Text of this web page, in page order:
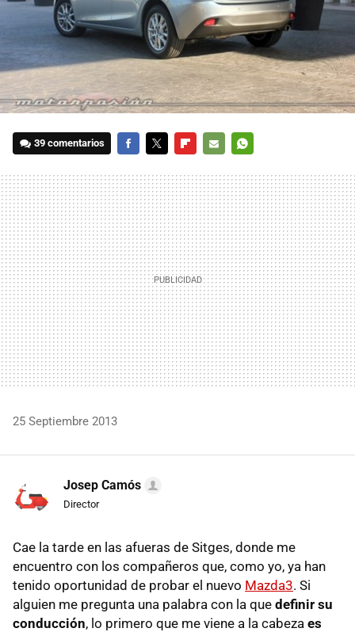
39 comentarios
MAIL
25 Septiembre 2013
Josep Camós
Director
Cae la tarde en las afueras de Sitges, donde me
encuentro con los compañeros que, como yo, ya han
tenido oportunidad de probar el nuevo Mazda3. Si
alguien me pregunta una palabra con la que definir su
conducción, lo primero que me viene a la cabeza es